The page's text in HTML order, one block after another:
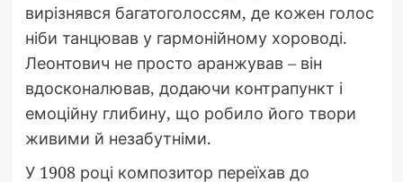
вирізнявся багатоголоссям, де кожен голос
ніби танцював у гармонійному хороводі.
Леонтович не просто аранжував – він
вдосконалював, додаючи контрапункт і
емоційну глибину, що робило його твори
живими й незабутніми.
У 1908 році композитор переїхав до